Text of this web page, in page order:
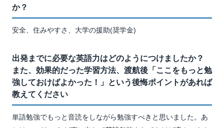
か？
安全、住みやすさ、大学の援助(奨学金)
出発までに必要な英語力はどのようにつけましたか？
また、効果的だった学習方法、渡航後「ここをもっと勉
強しておけばよかった！」という後悔ポイントがあれば
教えてください
単語勉強でもっと音読をしながら勉強すべきと思いました。あ